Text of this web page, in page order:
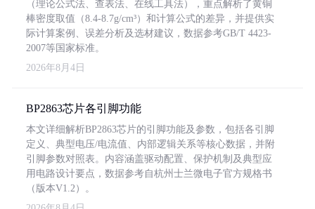
（理论公式法、查表法、在线工具法），重点解析了黄铜
棒密度取值（8.4-8.7g/cm³）和计算公式的差异，并提供实
际计算案例、误差分析及选材建议，数据参考GB/T 4423-
2007等国家标准。
2026年8月4日
BP2863芯片各引脚功能
本文详细解析BP2863芯片的引脚功能及参数，包括各引脚
定义、典型电压/电流值、内部逻辑关系等核心数据，并附
引脚参数对照表。内容涵盖驱动配置、保护机制及典型应
用电路设计要点，数据参考自杭州士兰微电子官方规格书
（版本V1.2）。